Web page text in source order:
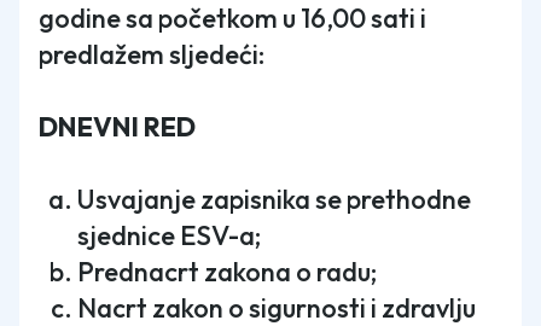
godine sa početkom u 16,00 sati i
predlažem sljedeći:
DNEVNI RED
Usvajanje zapisnika se prethodne
sjednice ESV-a;
Prednacrt zakona o radu;
Nacrt zakon o sigurnosti i zdravlju